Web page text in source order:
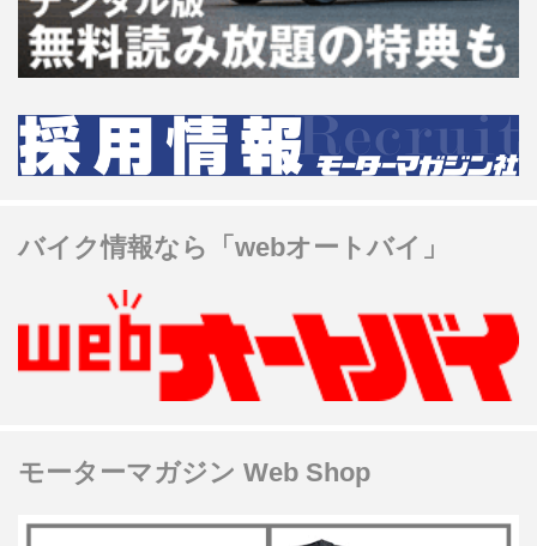
バイク情報なら「webオートバイ」
モーターマガジン Web Shop